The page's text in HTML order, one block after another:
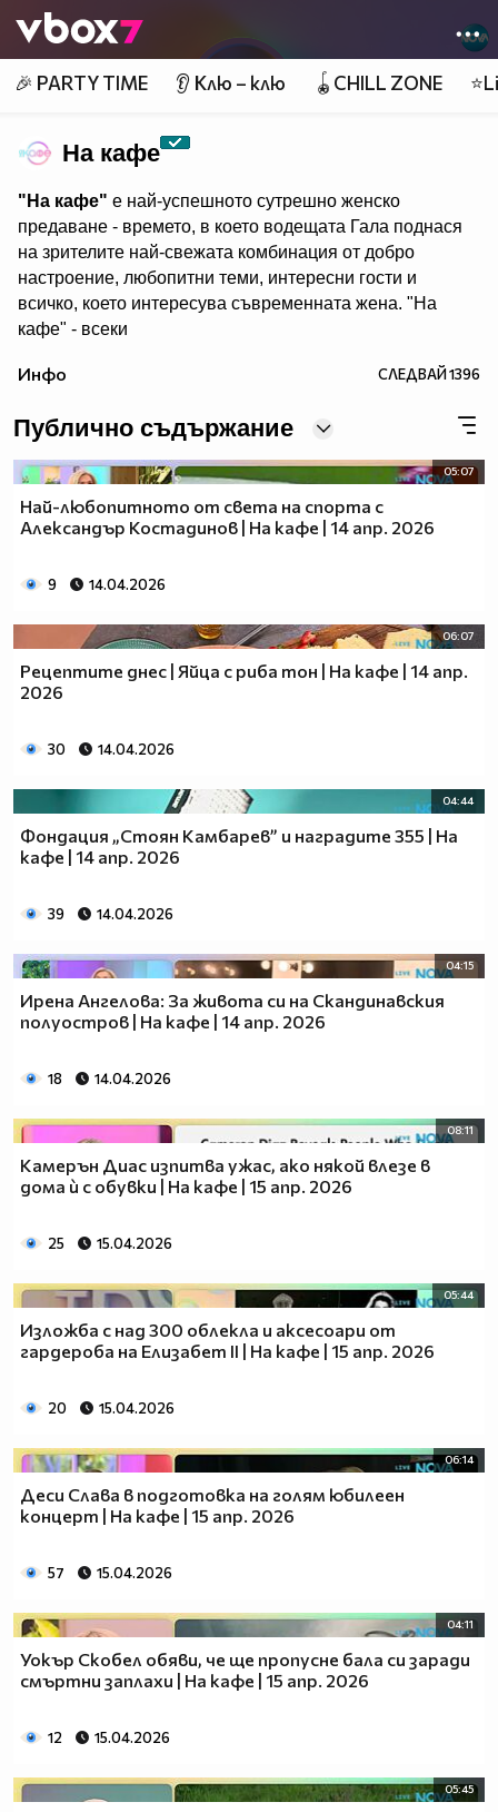
👾
🎉 PARTY TIME 👂 Клю – клю 🪀CHILL ZONE
На кафе
"На кафе" е най-успешното сутрешно женско
предаване - времето, в което водещата Гала поднася
на зрителите най-свежата комбинация от добро
настроение, любопитни теми, интересни гости и
всичко, което интересува съвременната жена. "На
кафе" - всеки
може да гледате и в
Инфо СЛЕДВАЙ1396
Публично съдържание
05:07
Най-любопитното от света на спорта с
Александър Костадинов | На кафе | 14 апр. 2026
9 14.04.2026
06:07
Рецептите днес | Яйца с риба тон | На кафе | 14 апр.
2026
30 14.04.2026
04:44
Фондация „Стоян Камбарев” и наградите 355 | На
кафе | 14 апр. 2026
39 14.04.2026
04:15
Ирена Ангелова: За живота си на Скандинавския
полуостров | На кафе | 14 апр. 2026
18 14.04.2026
08:11
Камерън Диас изпитва ужас, ако някой влезе в
дома ѝ с обувки | На кафе | 15 апр. 2026
25 15.04.2026
05:44
Изложба с над 300 облекла и аксесоари от
гардероба на Елизабет II | На кафе | 15 апр. 2026
20 15.04.2026
06:14
Деси Слава в подготовка на голям юбилеен
концерт | На кафе | 15 апр. 2026
57 15.04.2026
04:11
Уокър Скобел обяви, че ще пропусне бала си заради
смъртни заплахи | На кафе | 15 апр. 2026
12 15.04.2026
05:45